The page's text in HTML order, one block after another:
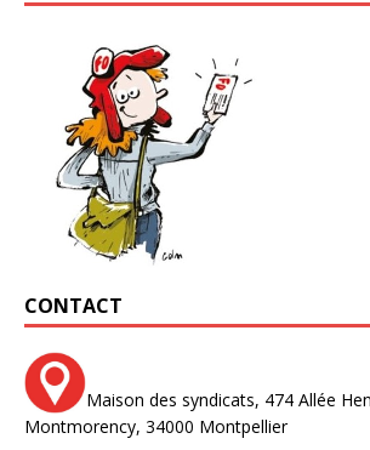
CONTACT
Maison des syndicats, 474 Allée
Montmorency, 34000 Montpellier